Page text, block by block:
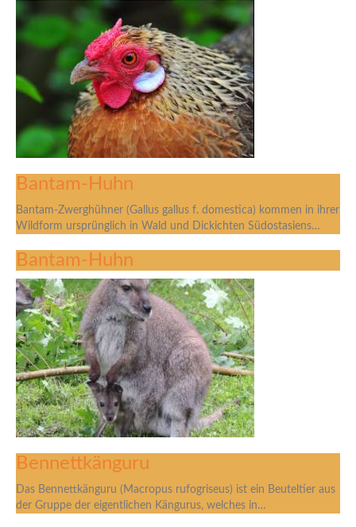
Bantam-Huhn
Bantam-Zwerghühner (Gallus gallus f. domestica) kommen in ihrer
Wildform ursprünglich in Wald und Dickichten Südostasiens…
Bantam-Huhn
Bennettkänguru
Das Bennettkänguru (Macropus rufogriseus) ist ein Beuteltier aus
der Gruppe der eigentlichen Kängurus, welches in…